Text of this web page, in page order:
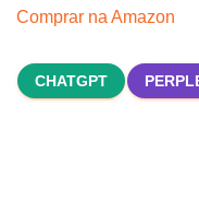
Comprar na Amazon
CHATGPT